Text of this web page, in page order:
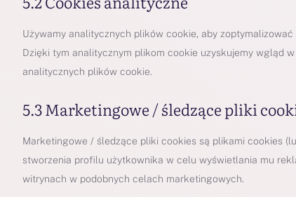
Używamy analitycznych plików cookie, aby
Dzięki tym analitycznym plikom cookie uzyskujemy wgląd
analitycznych plików cookie.
5.3 Marketingowe / śledzące pliki
Marketingowe / śledzące pliki cookies są plikami cookies
stworzenia profilu użytkownika w celu wyświetlania mu
witrynach w podobnych celach marketingowych.